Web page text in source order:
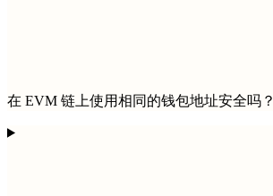
在 EVM 链上使用相同的钱包地址安全吗？